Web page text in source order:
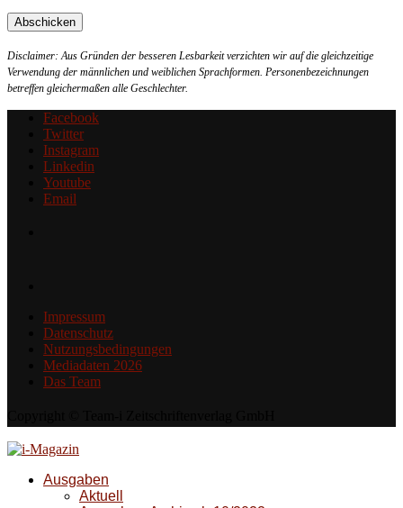
Disclaimer: Aus Gründen der besseren Lesbarkeit verzichten wir auf die gleichzeitige
Verwendung der männlichen und weiblichen Sprachformen. Personenbezeichnungen
betreffen gleichermaßen alle Geschlechter.
Facebook
Twitter
Instagram
Linkedin
Youtube
Email
Impressum
Datenschutz
Nutzungsbedingungen
Mediadaten 2026
Das Team
Ausgaben
Aktuell